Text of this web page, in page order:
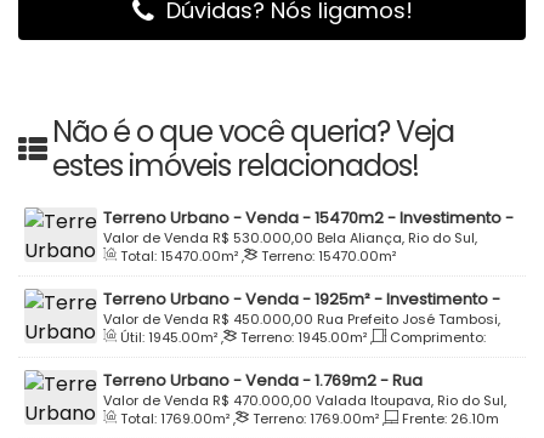
Dúvidas? Nós ligamos!
Não é o que você queria? Veja
estes imóveis relacionados!
Terreno Urbano - Venda - 15470m2 - Investimento -
Rua Alfredo Schwaroski - Bela Aliança - Rio do Sul
R$ 530.000,00
Valor de Venda
Bela Aliança, Rio do Sul,
Santa Catarina, Brasil
Total:15470.00m², Terreno:15470.00m²
Terreno Urbano - Venda - 1925m² - Investimento -
Centro - Laurentino
R$ 450.000,00
Valor de Venda
Rua Prefeito José Tambosi,
89170-000, Centro, Laurentino, Santa Catarina, Brasil
Útil:1945.00m², Terreno:1945.00m²,
Comprimento:
63.00m, Fundos: 30.60m, Frente:30.60m
Terreno Urbano - Venda - 1.769m2 - Rua
Expedicionário Aleandro Stedile - Itoupava - Rio do
Sul
R$ 470.000,00
Valor de Venda
Valada Itoupava, Rio do Sul,
Santa Catarina, Brasil
Total:1769.00m², Terreno:1769.00m², Frente: 26.10m